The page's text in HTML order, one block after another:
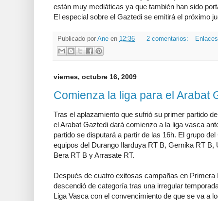
están muy mediáticas ya que también han sido
El especial sobre el Gaztedi se emitirá el próximo
Publicado por Ane en 12:36 2 comentarios:
viernes, octubre 16, 2009
Comienza la liga para el Arabat
Tras el aplazamiento que sufrió su primer partido
el Arabat Gaztedi dará comienzo a la liga vasca
partido se disputará a partir de las 16h. El grupo
equipos del Durango Ilarduya RT B, Gernika RT
Bera RT B y Arrasate RT.
Después de cuatro exitosas campañas en Primera
descendió de categoría tras una irregular
Liga Vasca con el convencimiento de que se va a